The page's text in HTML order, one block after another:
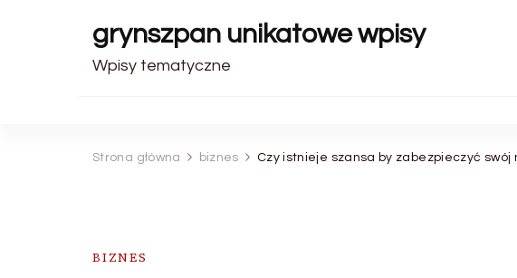
grynszpan unikatowe wpisy
Wpisy tematyczne
Strona główna biznes Czy istnieje szansa by zabezpieczyć
BIZNES